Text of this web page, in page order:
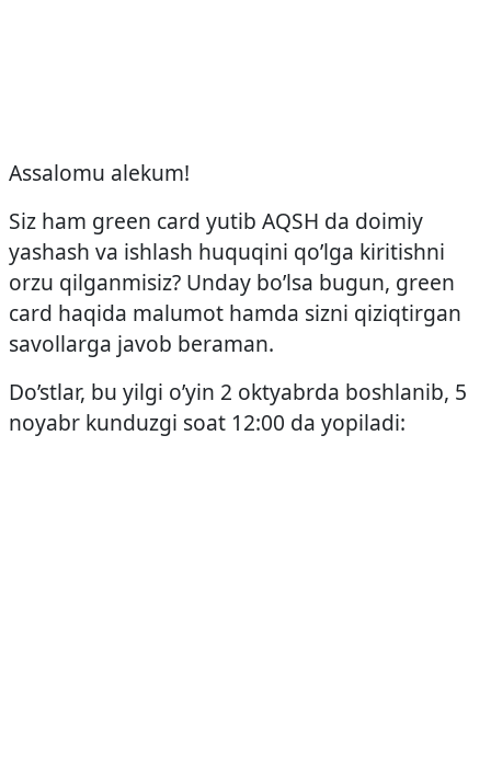
Assalomu alekum!
Siz ham green card yutib AQSH da doimiy
yashash va ishlash huquqini qo’lga kiritishni
orzu qilganmisiz? Unday bo’lsa bugun, green
card haqida malumot hamda sizni qiziqtirgan
savollarga javob beraman.
Do’stlar, bu yilgi o’yin 2 oktyabrda boshlanib, 5
noyabr kunduzgi soat 12:00 da yopiladi: